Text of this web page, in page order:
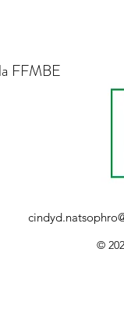
FFMBE
©